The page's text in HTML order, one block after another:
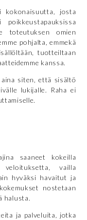
josta
toteutuksen omien
pohjalta, emmekä
tuotteiltaan
kanssa.
siten, että sisältö
lukijalle. Raha ei
saaneet kokeilla
vailla
hyväksi havaitut ja
nostetaan
halusta.
ja palveluita, jotka